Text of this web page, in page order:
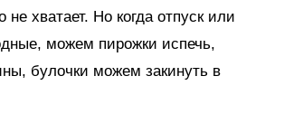
не хватает. Но когда отпуск или
можем пирожки испечь,
булочки можем закинуть в